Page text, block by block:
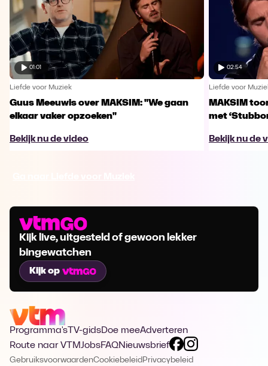
01:01
Liefde voor Muziek
Guus Meeuwis over MAKSIM: "We gaan
elkaar vaker opzoeken"
Bekijk nu de video
02:54
Liefde voor
MAKSIM
met
Bekijk nu de
Kijk live, uitgesteld of gewoon lekker
bingewatchen
Kijk op
Programma's TV-gidsDoe meeAdverteren
Route naar VTMJobsFAQNieuwsbrief
GebruiksvoorwaardenCookiebeleid Privacybeleid